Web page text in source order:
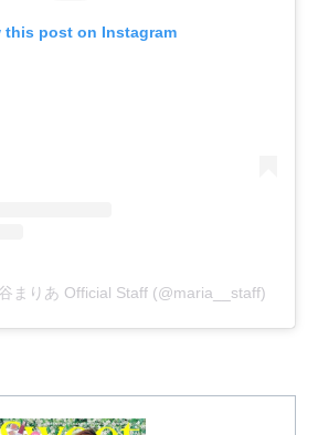
this post on Instagram
まりあ Official Staff (@maria__staff)